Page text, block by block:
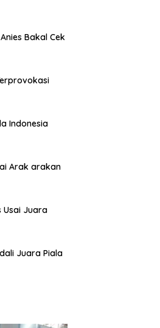
Bakal Cek
Indonesia
Arak arakan
Usai Juara
Juara Piala